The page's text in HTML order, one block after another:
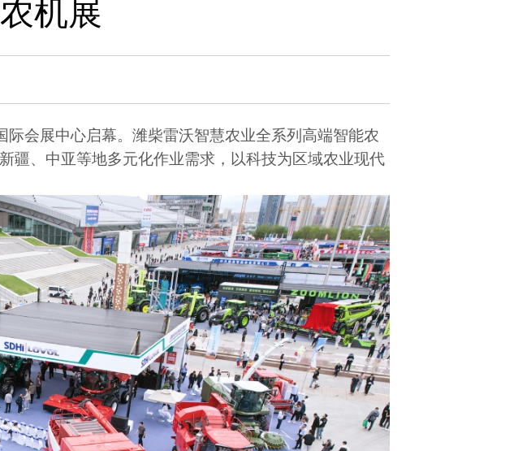
机展
际会展中心启幕。潍柴雷沃智慧农业全系列高端智能农
疆、中亚等地多元化作业需求，以科技为区域农业现代